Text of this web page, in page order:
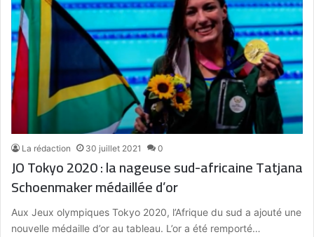
La rédaction 30 juillet 2021 0
JO Tokyo 2020 : la nageuse sud-africaine Tatjana
Schoenmaker médaillée d’or
Aux Jeux olympiques Tokyo 2020, l’Afrique du sud a ajouté une
nouvelle médaille d’or au tableau. L’or a été remporté…